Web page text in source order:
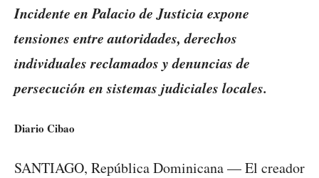
Incidente en Palacio de Justicia expone
tensiones entre autoridades, derechos
individuales reclamados y denuncias de
persecución en sistemas judiciales locales.
Diario Cibao
SANTIAGO, República Dominicana — El creador